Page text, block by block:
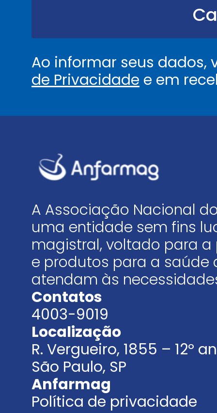
Ao informar seus
de Privacidade e em
A Associação Nacional
uma entidade sem fins
magistral, voltado para
e produtos para a saúde
atendam às
Contatos
4003-9019
Localização
R. Vergueiro, 1855 – 12º
São Paulo, SP
Anfarmag
Política de privacidade